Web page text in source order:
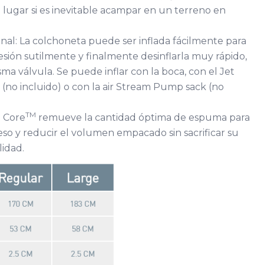
si es inevitable acampar en un terreno en
La colchoneta puede ser inflada fácilmente para
sutilmente y finalmente desinflarla muy rápido,
válvula. Se puede inflar con la boca, con el Jet
incluido) o con la air Stream Pump sack (no
TM remueve la cantidad óptima de espuma para
y reducir el volumen empacado sin sacrificar su